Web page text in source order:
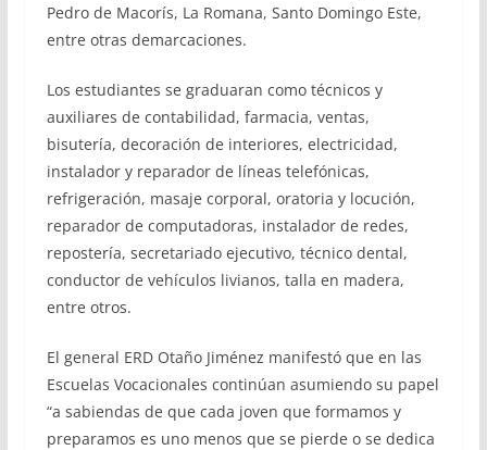
Pedro de Macorís, La Romana, Santo Domingo Este,
entre otras demarcaciones.
Los estudiantes se graduaran como técnicos y
auxiliares de contabilidad, farmacia, ventas,
bisutería, decoración de interiores, electricidad,
instalador y reparador de líneas telefónicas,
refrigeración, masaje corporal, oratoria y locución,
reparador de computadoras, instalador de redes,
repostería, secretariado ejecutivo, técnico dental,
conductor de vehículos livianos, talla en madera,
entre otros.
El general ERD Otaño Jiménez manifestó que en las
Escuelas Vocacionales continúan asumiendo su papel
“a sabiendas de que cada joven que formamos y
preparamos es uno menos que se pierde o se dedica